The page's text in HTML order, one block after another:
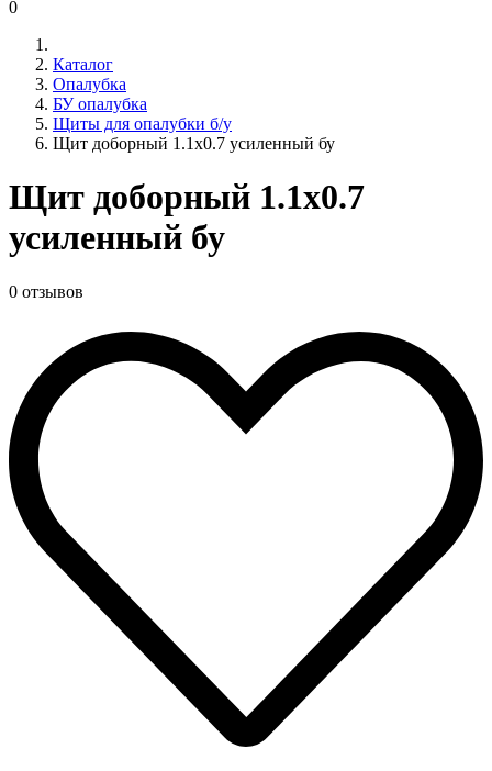
0
Каталог
Опалубка
БУ опалубка
Щиты для опалубки б/у
Щит доборный 1.1х0.7 усиленный бу
Щит доборный 1.1х0.7
усиленный бу
0 отзывов